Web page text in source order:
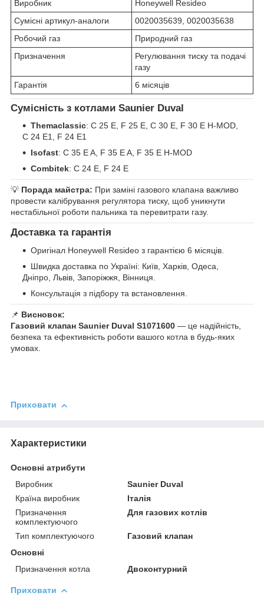
Виробник
Honeywell Resideo
Сумісні артикул-аналоги
0020035639, 0020035638
Робочий газ
Природний газ
Призначення
Регулювання тиску та подачі
газу
Гарантія
6 місяців
Сумісність з котлами Saunier Duval
Themaclassic: C 25 E, F 25 E, C 30 E, F 30 E H-MOD,
C 24 E1, F 24 E1
Isofast: С 35 E A, F 35 E A, F 35 E H-MOD
Combitek: C 24 E, F 24 E
💡 Порада майстра: При заміні газового клапана важливо
провести калібрування регулятора тиску, щоб уникнути
нестабільної роботи пальника та перевитрати газу.
Доставка та гарантія
Оригінал Honeywell Resideo з гарантією 6 місяців.
Швидка доставка по Україні: Київ, Харків, Одеса,
Дніпро, Львів, Запоріжжя, Вінниця.
Консультація з підбору та встановлення.
📌 Висновок:
Газовий клапан Saunier Duval S1071600 — це надійність,
безпека та ефективність роботи вашого котла в будь-яких
умовах.
Приховати
Характеристики
Основні атрибути
Виробник
Saunier Duval
Країна виробник
Італія
Призначення
комплектуючого
Для газових котлів
Тип комплектуючого
Газовий клапан
Основні
Призначення котла
Двоконтурний
Приховати